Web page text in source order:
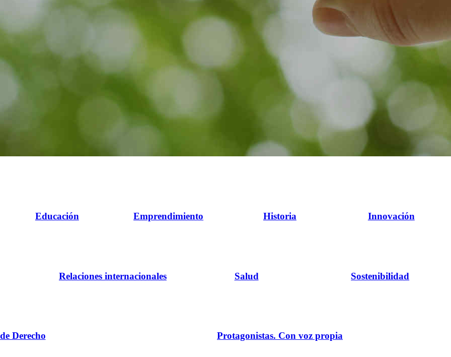
Educación Emprendimiento Historia Innovación
Relaciones internacionales Salud Sostenibilidad
Derecho Protagonistas. Con voz propia